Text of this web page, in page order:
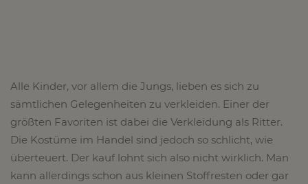
Alle Kinder, vor allem die Jungs, lieben es sich zu
sämtlichen Gelegenheiten zu verkleiden. Einer der
größten Favoriten ist dabei die Verkleidung als Ritter.
Die Kostüme im Handel sind jedoch so schlicht, wie
überteuert. Der kauf lohnt sich also nicht wirklich. Man
kann allerdings schon aus kleinen Stoffresten oder gar